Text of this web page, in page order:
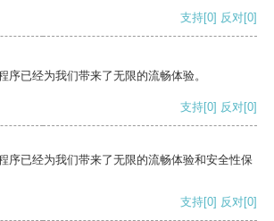
支持[0] 反对[0]
序已经为我们带来了无限的流畅体验。
支持[0] 反对[0]
序已经为我们带来了无限的流畅体验和安全性保
支持[0] 反对[0]